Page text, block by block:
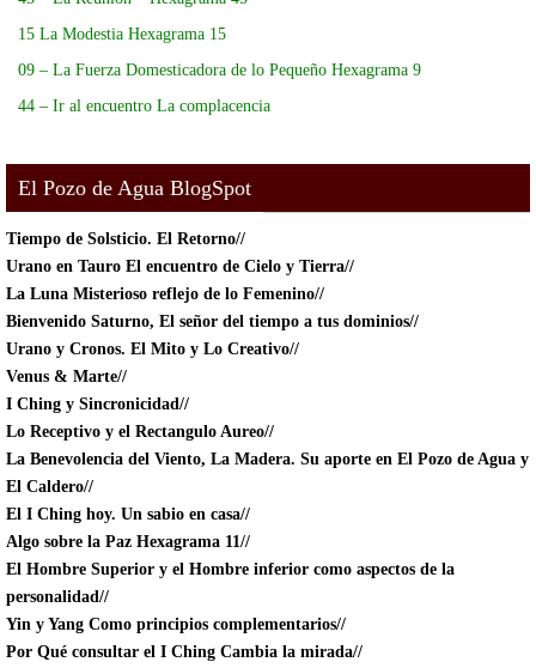
15 La Modestia Hexagrama 15
09 – La Fuerza Domesticadora de lo Pequeño Hexagrama 9
44 – Ir al encuentro La complacencia
El Pozo de Agua BlogSpot
Tiempo de Solsticio. El Retorno//
Urano en Tauro El encuentro de Cielo y Tierra//
La Luna Misterioso reflejo de lo Femenino//
Bienvenido Saturno, El señor del tiempo a tus dominios//
Urano y Cronos. El Mito y Lo Creativo//
Venus & Marte//
I Ching y Sincronicidad//
Lo Receptivo y el Rectangulo Aureo//
La Benevolencia del Viento, La Madera. Su aporte en El Pozo de Agua y
El Caldero//
El I Ching hoy. Un sabio en casa//
Algo sobre la Paz Hexagrama 11//
El Hombre Superior y el Hombre inferior como aspectos de la
personalidad//
Yin y Yang Como principios complementarios//
Por Qué consultar el I Ching Cambia la mirada//